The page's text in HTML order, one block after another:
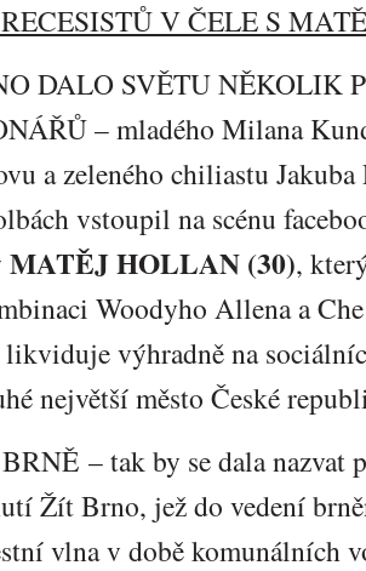
V ČELE S
DALO SVĚTU NĚKOLIK
– mladého Milana
a zeleného chiliastu
vstoupil na scénu
MATĚJ HOLLAN (30),
Woodyho Allena a
likviduje výhradně na
největší město České
– tak by se dala nazvat
Žít Brno, jež do vedení
vlna v době komunálních